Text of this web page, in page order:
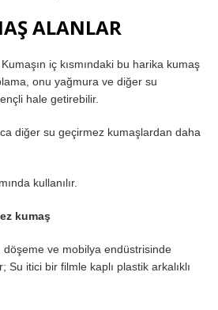
ALANLAR
Kumaşın iç kısmındaki bu harika kumaş
onu yağmura ve diğer su
hale getirebilir.
diğer su geçirmez kumaşlardan daha
kullanılır.
kumaş
döşeme ve mobilya endüstrisinde
Su itici bir filmle kaplı plastik arkalıklı